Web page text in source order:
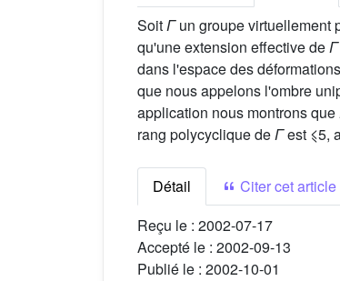
SoitΓun groupe virtuellement
qu'une extension effective deΓ
dans l'espace des
que nous appelons l'ombre
application nous montrons que
rang polycyclique deΓest ⩽5,
Détail
Citer cet article
Reçu le : 2002-07-17
Accepté le : 2002-09-13
Publié le : 2002-10-01